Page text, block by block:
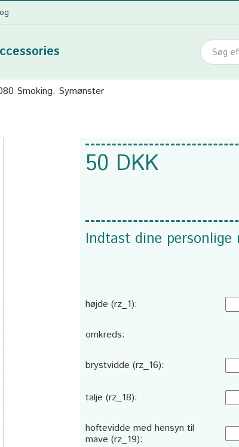
Smoking. Symønster
50 DKK
Indtast dine
højde (rz_1):
omkreds:
brystvidde (rz_16):
talje (rz_18):
hoftevidde med hensyn til
mave (rz_19):